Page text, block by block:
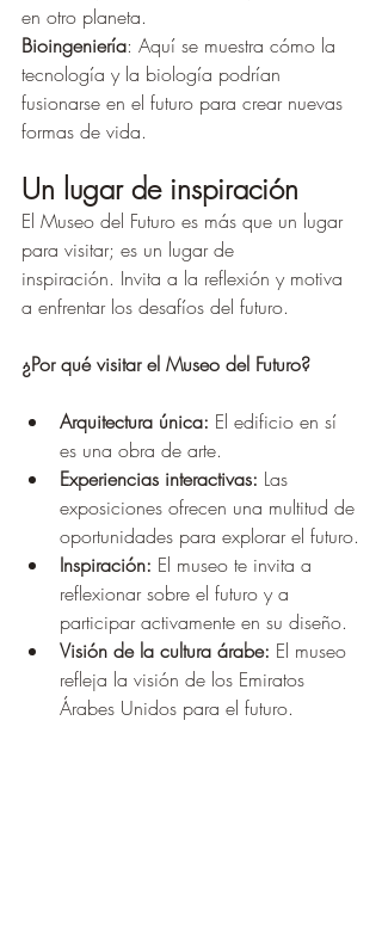
en otro planeta.
Bioingeniería: Aquí se muestra cómo la
tecnología y la biología podrían
fusionarse en el futuro para crear nuevas
formas de vida.
Un lugar de inspiración
El Museo del Futuro es más que un lugar
para visitar; es un lugar de
inspiración. Invita a la reflexión y motiva
a enfrentar los desafíos del futuro.
¿Por qué visitar el Museo del Futuro?
Arquitectura única: El edificio en sí
es una obra de arte.
Experiencias interactivas: Las
exposiciones ofrecen una multitud de
oportunidades para explorar el futuro.
Inspiración: El museo te invita a
reflexionar sobre el futuro y a
participar activamente en su diseño.
Visión de la cultura árabe: El museo
refleja la visión de los Emiratos
Árabes Unidos para el futuro.